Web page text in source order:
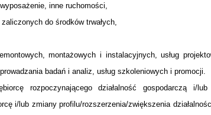
inne ruchomości,
do środków trwałych,
montażowych i instalacyjnych, usług
badań i analiz, usług szkoleniowych i promocji.
rozpoczynającego działalność gospodarczą i/
i/lub zmiany profilu/rozszerzenia/zwiększenia